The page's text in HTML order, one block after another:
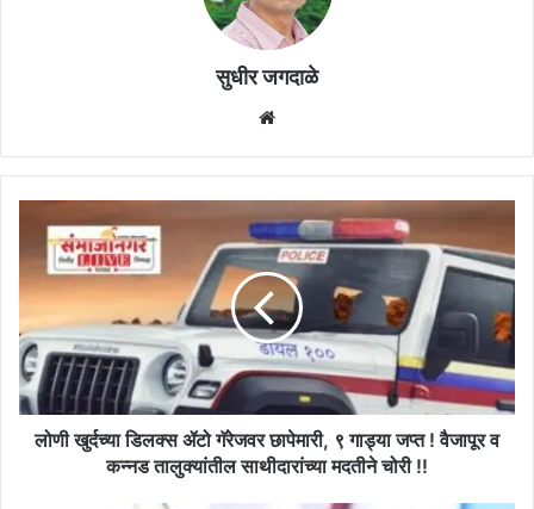
सुधीर जगदाळे
खुर्दच्या
डिलक्स
ॲटो
गॅरेजवर
छापेमारी,
९
गाड्या
जप्त
लोणी खुर्दच्या डिलक्स ॲटो गॅरेजवर छापेमारी, ९ गाड्या जप्त ! वैजापूर व
कन्नड तालुक्यांतील साथीदारांच्या मदतीने चोरी !!